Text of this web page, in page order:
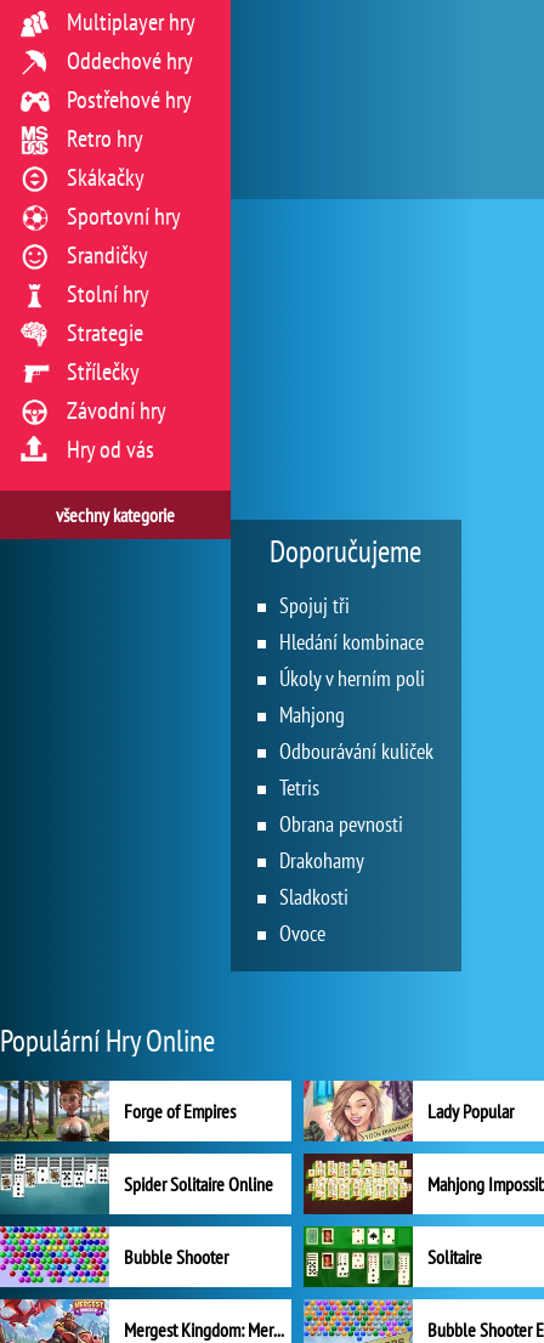
Multiplayer hry
Oddechové hry
Postřehové hry
Retro hry
Skákačky
Sportovní hry
Srandičky
Stolní hry
Strategie
Střílečky
Závodní hry
Hry od vás
všechny kategorie
Doporučujeme
Spojuj tři
Hledání kombinace
Úkoly v herním poli
Mahjong
Odbourávání kuliček
Tetris
Obrana pevnosti
Drakohamy
Sladkosti
Ovoce
Populární Hry Online
Forge of Empires Lady Popular
Spider Solitaire Online Mahjong
Bubble Shooter Solitaire
Mergest Kingdom: Merge Puzzle